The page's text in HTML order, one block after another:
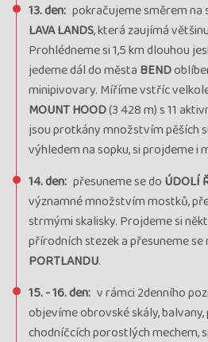
13. den: pokračujeme směrem na
LAVA LANDS, která zaujímá
Prohlédneme si 1,5 km dlouhou
jedeme dál do města BEND
minipivovary. Míříme vstříc
MOUNT HOOD(3 428 m) s 11
jsou protkány množstvím pěších
výhledem na sopku, si projdeme i
14. den: přesuneme se do ÚDOLÍ
významné množstvím mostků,
strmými skalisky. Projdeme si
přírodních stezek a přesuneme
PORTLANDU.
15. - 16. den: v rámci 2denního
objevíme obrovské skály,
chodníčcích porostlých mechem,